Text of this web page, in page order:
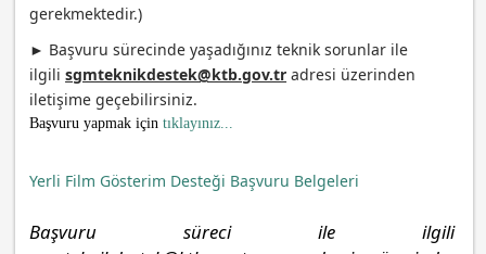
gerekmektedir.)
► Başvuru sürecinde yaşadığınız teknik sorunlar ile
ilgilisgmteknikdestek@ktb.gov.tr adresi üzerinden
iletişime geçebilirsiniz.
Başvuru yapmak içintıklayınız...
Yerli Film Gösterim Desteği Başvuru Belgeleri
Başvuru süreci ile ilgili